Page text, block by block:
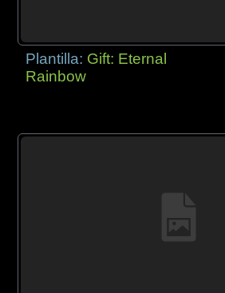
Plantilla: Gift: Eternal
Rainbow